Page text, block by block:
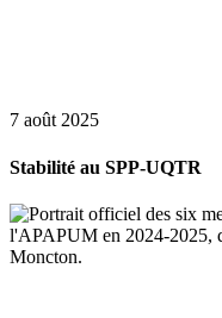
7 août 2025
Stabilité au SPP-UQTR